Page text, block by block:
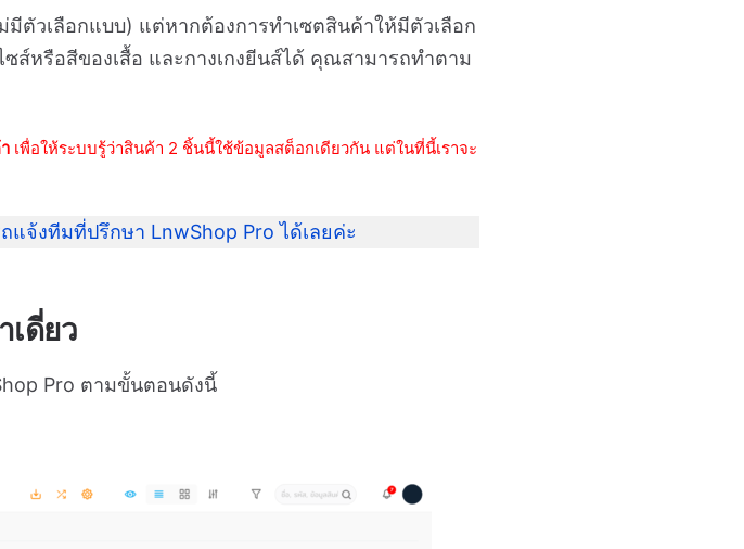
ตัวเลือกแบบ) แต่หากต้องการทำเซตสินค้าให้มีตัวเลือก
ส์หรือสีของเสื้อ และกางเกงยีนส์ได้ คุณสามารถทำตาม
เพื่อให้ระบบรู้ว่าสินค้า 2 ชิ้นนี้ใช้ข้อมูลสต็อกเดียวกัน แต่ในที่นี้เราจะ
แจ้งทีมที่ปรึกษา LnwShop Pro ได้เลยค่ะ
ดี่ยว
Pro ตามขั้นตอนดังนี้